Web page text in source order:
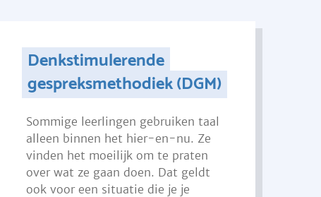
Denkstimulerende
gespreksmethodiek (DGM)
Sommige leerlingen gebruiken taal
alleen binnen het hier-en-nu. Ze
vinden het moeilijk om te praten
over wat ze gaan doen. Dat geldt
ook voor een situatie die je je